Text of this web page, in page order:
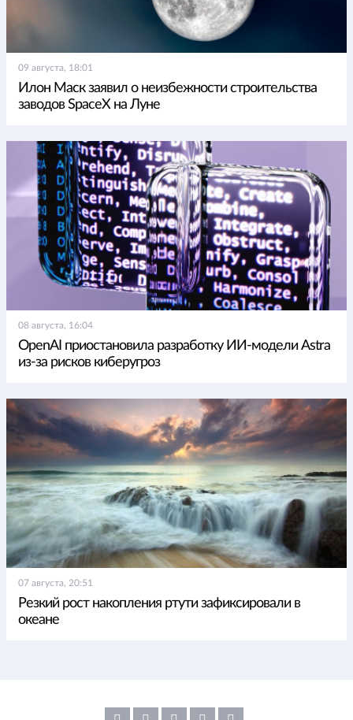
09 августа, 18:01
Илон Маск заявил о неизбежности строительства
заводов SpaceX на Луне
08 августа, 16:04
OpenAI приостановила разработку ИИ-модели Astra
из-за рисков киберугроз
07 августа, 20:51
Резкий рост накопления ртути зафиксировали в
океане